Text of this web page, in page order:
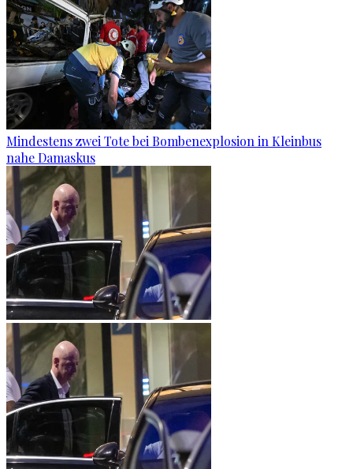
Mindestens zwei Tote bei Bombenexplosion in Kleinbus
nahe Damaskus